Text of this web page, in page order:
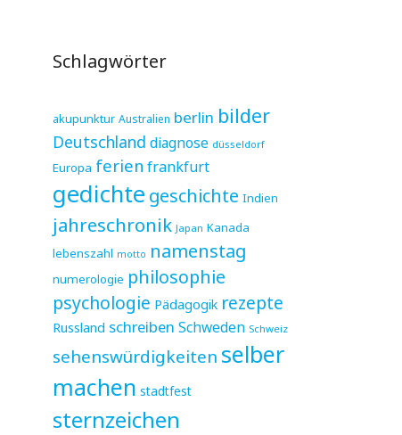
Schlagwörter
akupunktur Australien berlin bilder
Deutschland diagnose düsseldorf
Europa ferien frankfurt
gedichte geschichte Indien
jahreschronik Japan Kanada
lebenszahl motto namenstag
numerologie philosophie
psychologie Pädagogik rezepte
Russland schreiben Schweden Schweiz
sehenswürdigkeiten selber
machen stadtfest
sternzeichen